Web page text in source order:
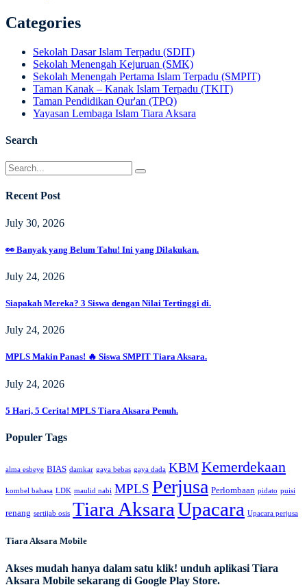
Categories
Sekolah Dasar Islam Terpadu (SDIT)
Sekolah Menengah Kejuruan (SMK)
Sekolah Menengah Pertama Islam Terpadu (SMPIT)
Taman Kanak – Kanak Islam Terpadu (TKIT)
Taman Pendidikan Qur'an (TPQ)
Yayasan Lembaga Islam Tiara Aksara
Search
Recent Post
July 30, 2026
👀 Banyak yang Belum Tahu! Ini yang Dilakukan.
July 24, 2026
Siapakah Mereka? 3 Siswa dengan Nilai Tertinggi di.
July 24, 2026
MPLS Makin Panas! 🔥 Siswa SMPIT Tiara Aksara.
July 24, 2026
5 Hari, 5 Cerita! MPLS Tiara Aksara Penuh.
Populer Tags
alma esbeye BIAS damkar gaya bebas gaya dada KBMKemerdekaan
kombel bahasa LDK maulid nabi MPLS Perjusa Perlombaan pidato puisi
renang sertijab osis Tiara AksaraUpacara Upacara perjusa
Tiara Aksara Mobile
Akses mudah hanya dalam satu klik! unduh aplikasi Tiara
Aksara Mobile sekarang di Google Play Store.